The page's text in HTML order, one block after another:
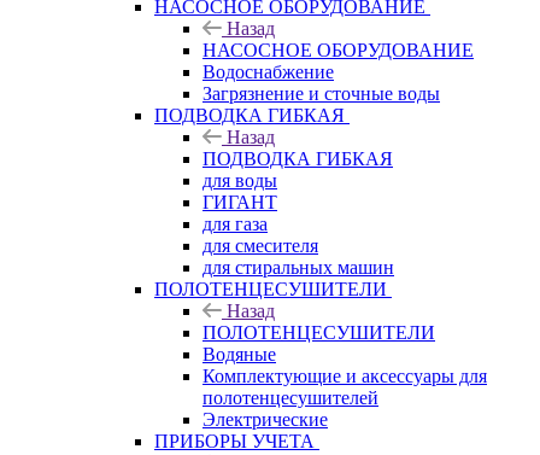
НАСОСНОЕ ОБОРУДОВАНИЕ
Назад
НАСОСНОЕ ОБОРУДОВАНИЕ
Водоснабжение
Загрязнение и сточные воды
ПОДВОДКА ГИБКАЯ
Назад
ПОДВОДКА ГИБКАЯ
для воды
ГИГАНТ
для газа
для смесителя
для стиральных машин
ПОЛОТЕНЦЕСУШИТЕЛИ
Назад
ПОЛОТЕНЦЕСУШИТЕЛИ
Водяные
Комплектующие и аксессуары для
полотенцесушителей
Электрические
ПРИБОРЫ УЧЕТА